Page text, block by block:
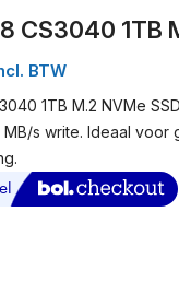
CS3040 1TB
BTW
1TB M.2 NVMe
s write. Ideaal voor